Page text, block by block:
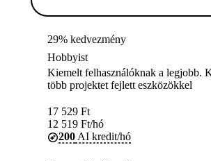
29% kedvezmény
Hobbyist
Kiemelt felhasználóknak a legjobb.
több projektet fejlett eszközökkel
17 529 Ft
12 519 Ft/hó
200 AI kredit/hó